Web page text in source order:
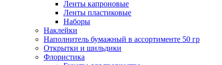
Ленты капроновые
Ленты пластиковые
Наборы
Наклейки
Наполнитель бумажный в ассортименте 50 гр
Открытки и шильдики
Флористика